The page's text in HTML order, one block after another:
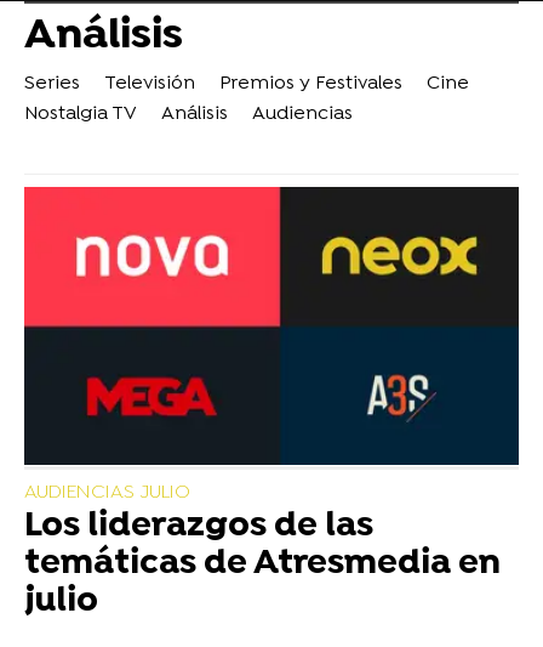
Análisis
Series Televisión Premios y Festivales
Cine
Nostalgia TV
Análisis Audiencias
AUDIENCIAS JULIO
Los liderazgos de las
temáticas de Atresmedia en
julio